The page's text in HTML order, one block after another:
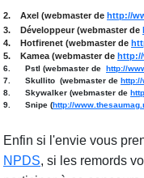
2. Axel (webmaster de http://
3.
Développeur (webmaster de
4.
Hotfirenet (webmaster de
5.
Kamea (webmaster de http://
6. Pstl (webmaster de http://
7. Skullito (webmaster de
8. Skywalker (webmaster de
9. Snipe (http://
Enfin si l'envie vous
NPDS, si les remords